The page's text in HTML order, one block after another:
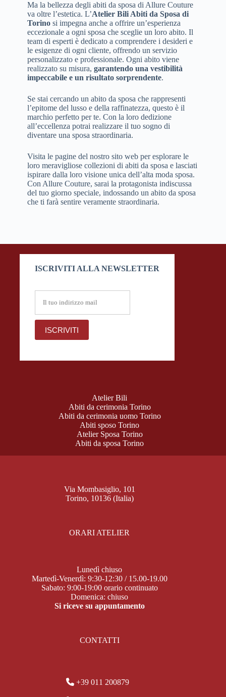
Ma la bellezza degli abiti da sposa di Allure Couture
va oltre l’estetica. L’Atelier Bili Abiti da Sposa di
Torinosi impegna anche a offrire un’esperienza
eccezionale a ogni sposa che sceglie un loro abito. Il
team di esperti è dedicato a comprendere i desideri e
le esigenze di ogni cliente, offrendo un servizio
personalizzato e professionale. Ogni abito viene
realizzato su misura, garantendo una vestibilità
impeccabile e un risultato sorprendente.
Se stai cercando un abito da sposa che rappresenti
l’epitome del lusso e della raffinatezza, questo è il
marchio perfetto per te. Con la loro dedizione
all’eccellenza potrai realizzare il tuo sogno di
diventare una sposa straordinaria.
Visita le pagine del nostro sito web per esplorare le
loro meravigliose collezioni di abiti da sposa e lasciati
ispirare dalla loro visione unica dell’alta moda sposa.
Con Allure Couture, sarai la protagonista indiscussa
del tuo giorno speciale, indossando un abito da sposa
che ti farà sentire veramente straordinaria.
ISCRIVITI ALLA NEWSLETTER
Atelier Bili
Abiti da cerimonia Torino
Abiti da cerimonia uomo Torino
Abiti sposo Torino
Atelier Sposa Torino
Abiti da sposa Torino
Via Mombasiglio, 101
Torino, 10136 (Italia)
ORARI ATELIER
Lunedì chiuso
Martedì-Venerdì: 9:30-12:30 / 15.00-19.00
Sabato: 9:00-19:00 orario continuato
Domenica: chiuso
Si riceve su appuntamento
CONTATTI
+39 011 200879